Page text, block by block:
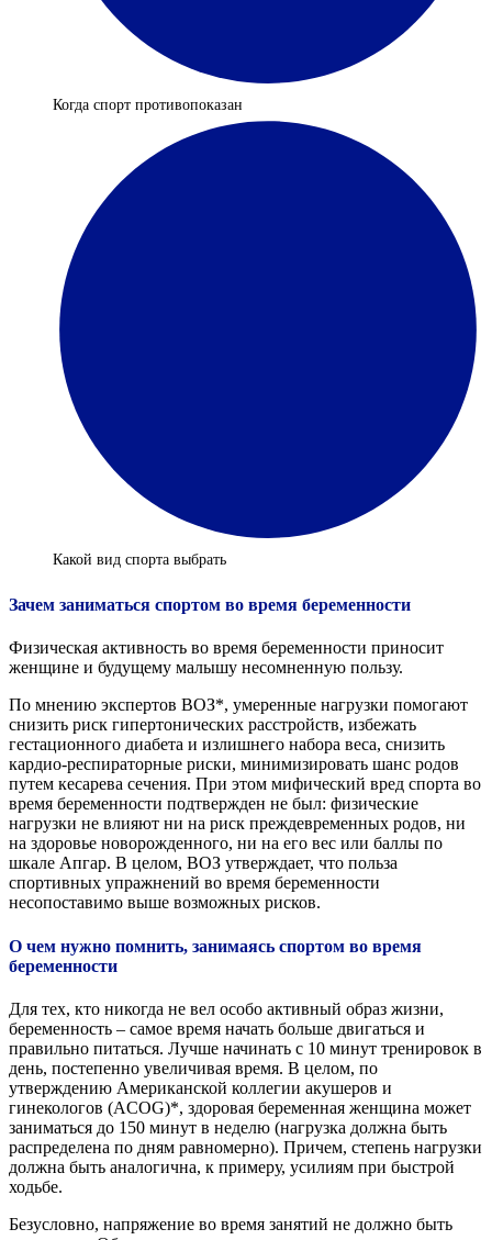
Когда спорт противопоказан
Какой вид спорта выбрать
Зачем заниматься спортом во время беременности
Физическая активность во время беременности приносит
женщине и будущему малышу несомненную пользу.
По мнению экспертов ВОЗ*, умеренные нагрузки помогают
снизить риск гипертонических расстройств, избежать
гестационного диабета и излишнего набора веса, снизить
кардио-респираторные риски, минимизировать шанс родов
путем кесарева сечения. При этом мифический вред спорта во
время беременности подтвержден не был: физические
нагрузки не влияют ни на риск преждевременных родов, ни
на здоровье новорожденного, ни на его вес или баллы по
шкале Апгар. В целом, ВОЗ утверждает, что польза
спортивных упражнений во время беременности
несопоставимо выше возможных рисков.
О чем нужно помнить, занимаясь спортом во время
беременности
Для тех, кто никогда не вел особо активный образ жизни,
беременность – самое время начать больше двигаться и
правильно питаться. Лучше начинать с 10 минут тренировок в
день, постепенно увеличивая время. В целом, по
утверждению Американской коллегии акушеров и
гинекологов (ACOG)*, здоровая беременная женщина может
заниматься до 150 минут в неделю (нагрузка должна быть
распределена по дням равномерно). Причем, степень нагрузки
должна быть аналогична, к примеру, усилиям при быстрой
ходьбе.
Безусловно, напряжение во время занятий не должно быть